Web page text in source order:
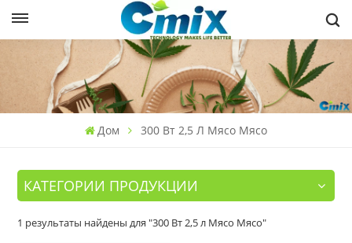
Дом 300 Вт 2,5 Л Мясо Мясо
КАТЕГОРИИ ПРОДУКЦИИ
1 результаты найдены для "300 Вт 2,5 л Мясо Мясо"